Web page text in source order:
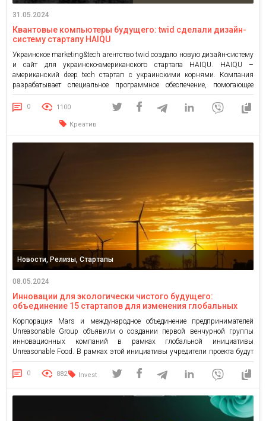
31.05.2024
Квантовые компьютеры будущего: twid сделали дизайн-
систему стартапу HAIQU
Украинское marketing&tech агентство twid создало новую дизайн-систему
и сайт для украинско-американского стартапа HAIQU. HAIQU –
американский deep tech стартап с украинскими корнями. Компания
разрабатывает специальное программное обеспечение, помогающее
оптимизировать и ускорить работу квантовых компьютеров. Квантовые
компьютеры – это технология будущего. Вскоре они могут изменить
рынок, как недавно это сделал ИИ. Эти компьютеры работают по
принципам […]
0 1100
Креатив
Новости, Релизы, Стартапы
08.05.2024
Инновации для экологически чистого будущего:
объединение 15 стартапов для изменения глобальных
Корпорация Mars и международное объединение предпринимателей
Unreasonable Group объявили о создании первой венчурной группы
инновационных компаний в рамках глобальной инициативы
Unreasonable Food. В рамках этой инициативы учредители проекта будут
сотрудничать с 15 предприятиями, деятельность которых направлена на
улучшение устойчивого развития пищевой промышленности и
сокращение до минимума выбросов парниковых газов. 15 компаний,
0 882 Invest